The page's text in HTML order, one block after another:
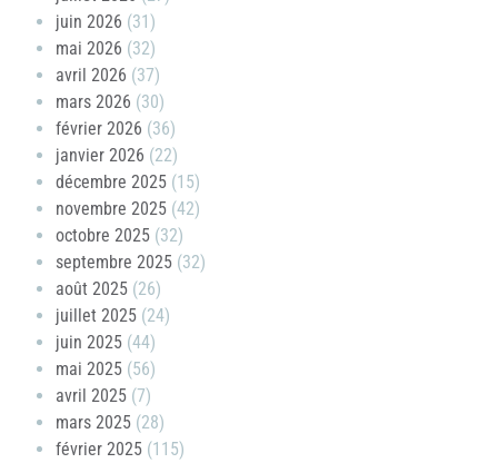
juin 2026 (31)
mai 2026 (32)
avril 2026 (37)
mars 2026 (30)
février 2026 (36)
janvier 2026 (22)
décembre 2025 (15)
novembre 2025 (42)
octobre 2025 (32)
septembre 2025 (32)
août 2025 (26)
juillet 2025 (24)
juin 2025 (44)
mai 2025 (56)
avril 2025 (7)
mars 2025 (28)
février 2025 (115)